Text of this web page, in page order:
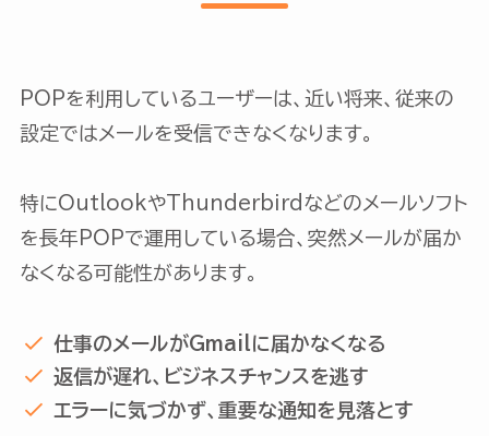
POPを利用しているユーザーは、近い将来、従来の
設定ではメールを受信できなくなります。
特にOutlookやThunderbirdなどのメールソフト
を長年POPで運用している場合、突然メールが届か
なくなる可能性があります。
仕事のメールがGmailに届かなくなる
返信が遅れ、ビジネスチャンスを逃す
エラーに気づかず、重要な通知を見落とす